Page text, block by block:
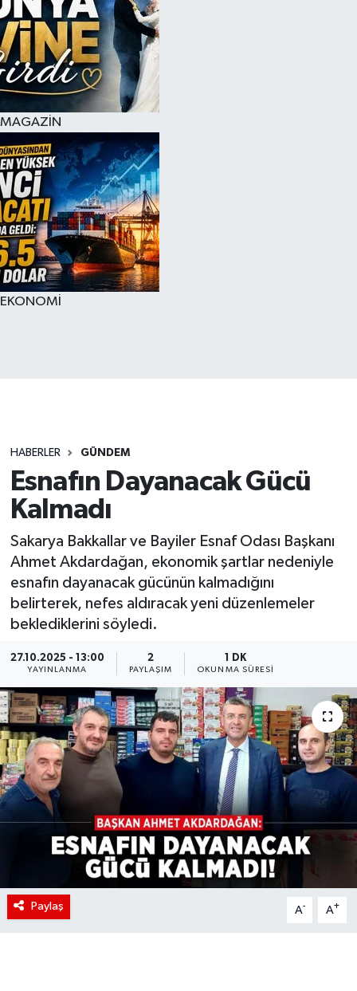
MAGAZİN
EKONOMİ
HABERLER GÜNDEM
Esnafın Dayanacak Gücü
Kalmadı
Sakarya Bakkallar ve Bayiler Esnaf Odası Başkanı
Ahmet Akdardağan, ekonomik şartlar nedeniyle
esnafın dayanacak gücünün kalmadığını
belirterek, nefes aldıracak yeni düzenlemeler
beklediklerini söyledi.
27.10.2025 - 13:00
YAYINLANMA
2
PAYLAŞIM
1 DK
OKUNMA SÜRESI
Paylaş A- A+